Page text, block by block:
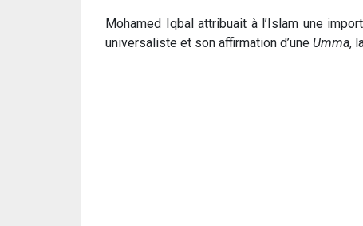
Mohamed Iqbal attribuait à l’Islam une
universaliste et son affirmation d’une Umma,